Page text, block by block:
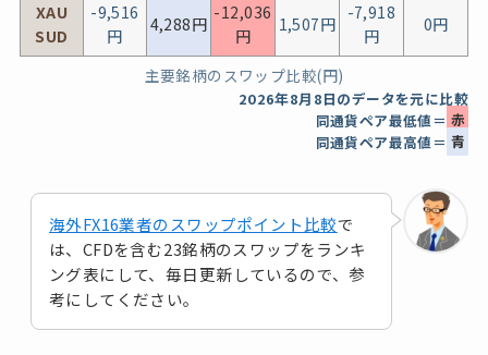
XAU
SUD
-9,516
円
4,288円
-12,036
円
1,507円
-7,918
円
0円
主要銘柄のスワップ比較(円)
2026年8月8日のデータを元に比較
同通貨ペア最低値＝ 赤
同通貨ペア最高値＝ 青
海外FX16業者のスワップポイント比較で
は、CFDを含む23銘柄のスワップをランキ
ング表にして、毎日更新しているので、参
考にしてください。